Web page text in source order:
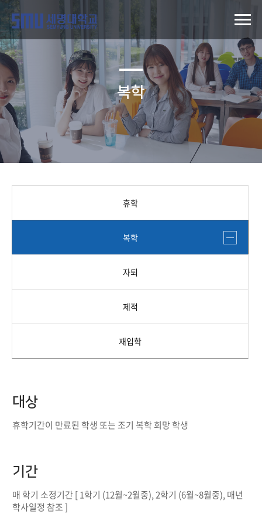
복학
휴학
복학
자퇴
제적
재입학
대상
휴학기간이 만료된 학생 또는 조기 복학 희망 학생
기간
매 학기 소정기간 [ 1학기 (12월~2월중), 2학기 (6월~8월중), 매년
학사일정 참조 ]